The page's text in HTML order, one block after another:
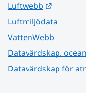
Luftwebb
Luftmiljödata
VattenWebb
Datavärdskap,
Datavärdskap för